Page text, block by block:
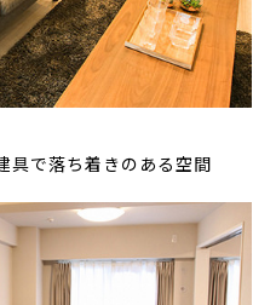
具で落ち着きのある空間